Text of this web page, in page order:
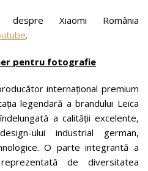
despre Xiaomi România
.
pentru fotografie
internațional premium
legendară a brandului Leica
a calității excelente,
ului industrial german,
O parte integrantă a
de diversitatea